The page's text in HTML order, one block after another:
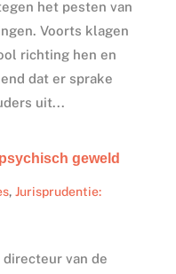
het pesten van
Voorts klagen
richting hen en
dat er sprake
uit...
geweld
, Jurisprudentie:
van de